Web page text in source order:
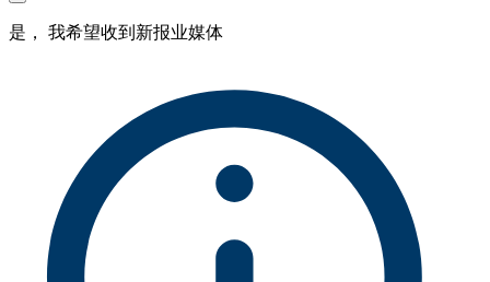
是， 我希望收到新报业媒体